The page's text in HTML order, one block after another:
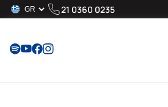
21 0360 0235